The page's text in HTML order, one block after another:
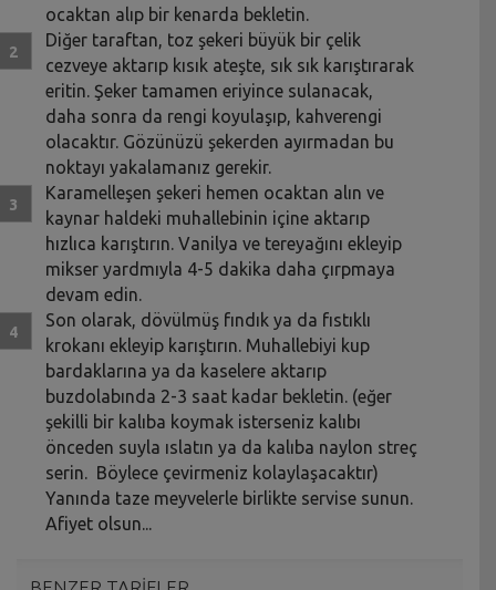
ocaktan alıp bir kenarda bekletin.
Diğer taraftan, toz şekeri büyük bir çelik
cezveye aktarıp kısık ateşte, sık sık karıştırarak
eritin. Şeker tamamen eriyince sulanacak,
daha sonra da rengi koyulaşıp, kahverengi
olacaktır. Gözünüzü şekerden ayırmadan bu
noktayı yakalamanız gerekir.
Karamelleşen şekeri hemen ocaktan alın ve
kaynar haldeki muhallebinin içine aktarıp
hızlıca karıştırın. Vanilya ve tereyağını ekleyip
mikser yardmıyla 4-5 dakika daha çırpmaya
devam edin.
Son olarak, dövülmüş fındık ya da fıstıklı
krokanı ekleyip karıştırın. Muhallebiyi kup
bardaklarına ya da kaselere aktarıp
buzdolabında 2-3 saat kadar bekletin. (eğer
şekilli bir kalıba koymak isterseniz kalıbı
önceden suyla ıslatın ya da kalıba naylon streç
serin. Böylece çevirmeniz kolaylaşacaktır)
Yanında taze meyvelerle birlikte servise sunun.
Afiyet olsun...